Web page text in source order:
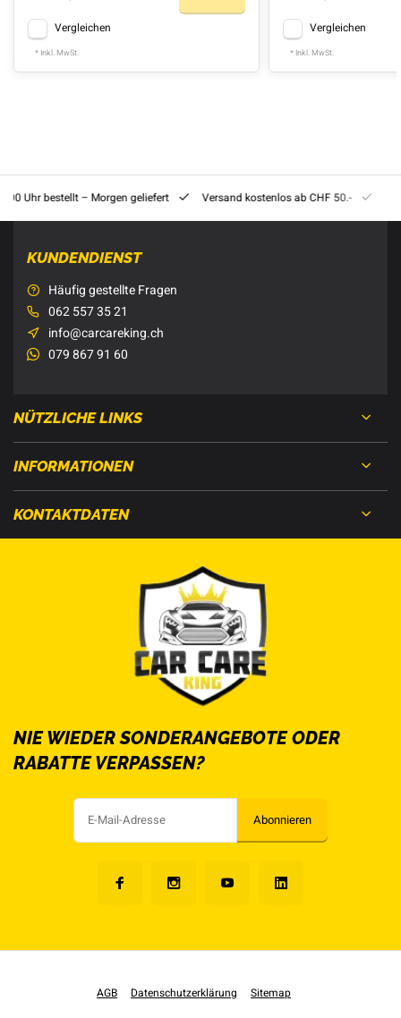
Vergleichen
* Inkl. MwSt.
Vergleichen
* Inkl. MwSt.
Uhr bestellt – Morgen geliefert Versand kostenlos ab CHF 50.-
KUNDENDIENST
Häufig gestellte Fragen
062 557 35 21
info@carcareking.ch
079 867 91 60
NÜTZLICHE LINKS
INFORMATIONEN
KONTAKTDATEN
NIE WIEDER SONDERANGEBOTE ODER
RABATTE VERPASSEN?
Abonnieren
AGB Datenschutzerklärung Sitemap